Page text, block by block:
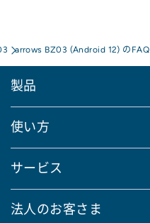
arrows BZ03 (Android 12) のFAQ
製品
使い方
サービス
法人のお客さま